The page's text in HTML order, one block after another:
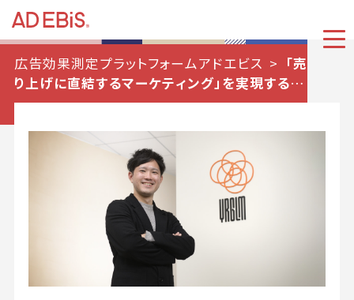
広告効果測定プラットフォームアドエビス
「売
り上げに直結するマーケティング」を実現するに
は？効果的な成果管理をするための3つのポイ
ント